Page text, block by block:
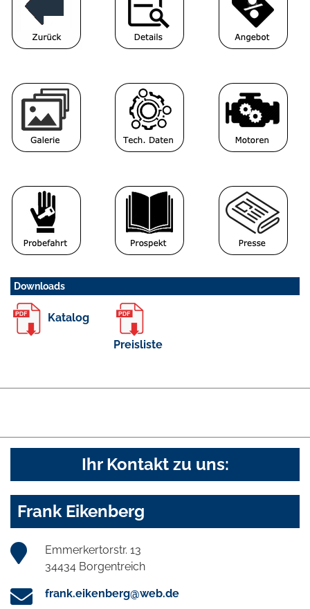
Downloads
Katalog
Preisliste
Ihr Kontakt zu uns:
Frank Eikenberg
Emmerkertorstr. 13
34434 Borgentreich
frank.eikenberg@web.de